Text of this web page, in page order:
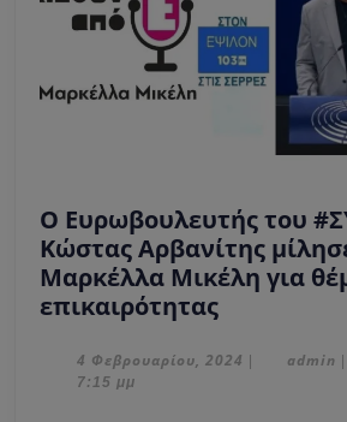
Ο Ευρωβουλευτής του
Κώστας Αρβανίτης
Μαρκέλλα Μικέλη για
επικαιρότηταςΟ
του
4 Φεβρουαρίου, 2024 4| admin |
7:15 μμ